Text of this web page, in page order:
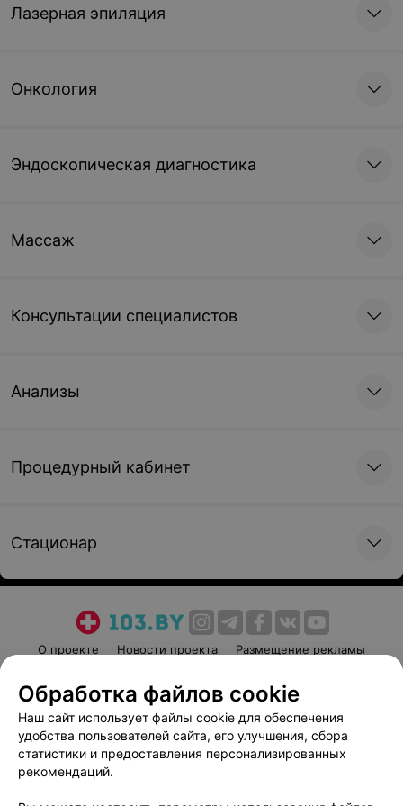
Лазерная эпиляция
Онкология
Эндоскопическая диагностика
Массаж
Консультации специалистов
Анализы
Процедурный кабинет
Стационар
О проекте Новости проекта
Размещение рекламы
Пользовательское соглашение
Способы оплаты
Вакансии
Партнеры
Написать руководителю 103.by
Обработка файлов cookie
Наш сайт использует файлы cookie для обеспечения
удобства пользователей сайта, его улучшения, сбора
статистики и предоставления персонализированных
рекомендаций.